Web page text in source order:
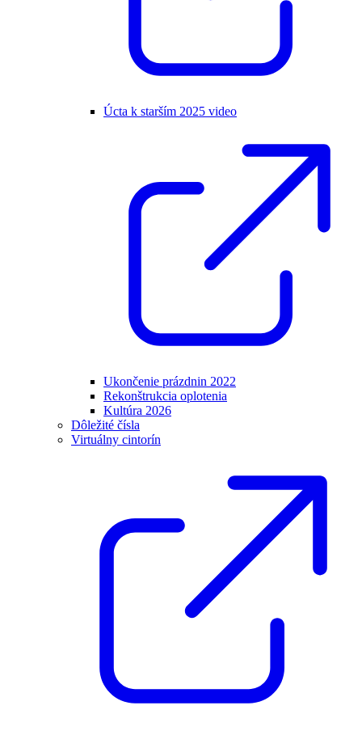
Úcta k starším 2025 video
Ukončenie prázdnin 2022
Rekonštrukcia oplotenia
Kultúra 2026
Dôležité čísla
Virtuálny cintorín